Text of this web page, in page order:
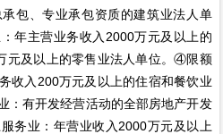
包、专业承包资质的建筑业法人单
年主营业务收入2000万元及以上的
元及以上的零售业法人单位。④限额
收入200万元及以上的住宿和餐饮业
：有开发经营活动的全部房地产开发
务业：年营业收入2000万元及以上